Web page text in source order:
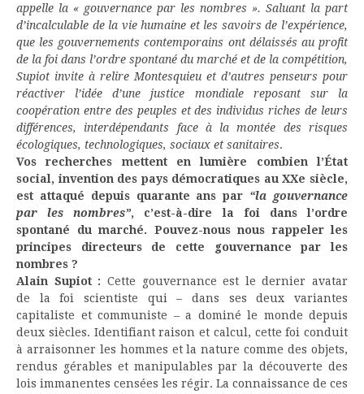
appelle la « gouvernance par les nombres ». Saluant la part
d’incalculable de la vie humaine et les savoirs de l’expérience,
que les gouvernements contemporains ont délaissés au profit
de la foi dans l’ordre spontané du marché et de la compétition,
Supiot invite à relire Montesquieu et d’autres penseurs pour
réactiver l’idée d’une justice mondiale reposant sur la
coopération entre des peuples et des individus riches de leurs
différences, interdépendants face à la montée des risques
écologiques, technologiques, sociaux et sanitaires.
Vos recherches mettent en lumière combien l’État
social, invention des pays démocratiques au XXe siècle,
est attaqué depuis quarante ans par “la gouvernance
par les nombres”, c’est-à-dire la foi dans l’ordre
spontané du marché. Pouvez-nous nous rappeler les
principes directeurs de cette gouvernance par les
nombres ?
Alain Supiot : Cette gouvernance est le dernier avatar
de la foi scientiste qui – dans ses deux variantes
capitaliste et communiste – a dominé le monde depuis
deux siècles. Identifiant raison et calcul, cette foi conduit
à arraisonner les hommes et la nature comme des objets,
rendus gérables et manipulables par la découverte des
lois immanentes censées les régir. La connaissance de ces